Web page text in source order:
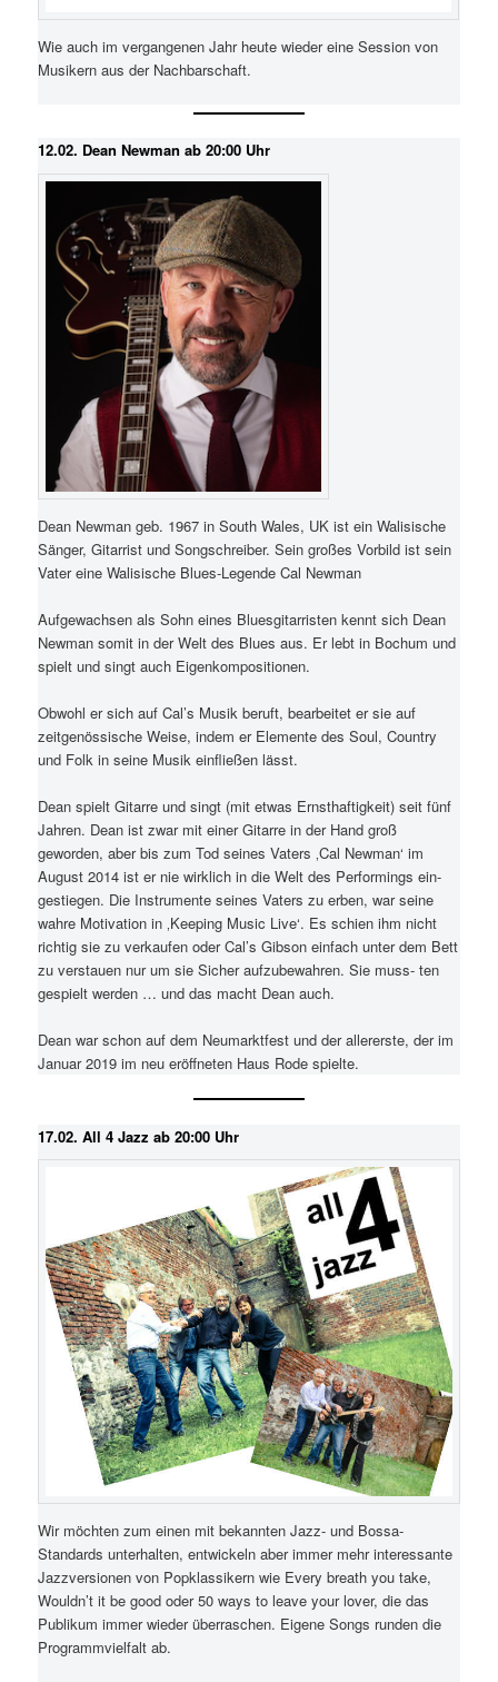
Wie auch im vergangenen Jahr heute wieder eine Session von
Musikern aus der Nachbarschaft.
12.02. Dean Newman ab 20:00 Uhr
Dean Newman geb. 1967 in South Wales, UK ist ein Walisische
Sänger, Gitarrist und Songschreiber. Sein großes Vorbild ist sein
Vater eine Walisische Blues-Legende Cal Newman
Aufgewachsen als Sohn eines Bluesgitarristen kennt sich Dean
Newman somit in der Welt des Blues aus. Er lebt in Bochum und
spielt und singt auch Eigenkompositionen.
Obwohl er sich auf Cal’s Musik beruft, bearbeitet er sie auf
zeitgenössische Weise, indem er Elemente des Soul, Country
und Folk in seine Musik einfließen lässt.
Dean spielt Gitarre und singt (mit etwas Ernsthaftigkeit) seit fünf
Jahren. Dean ist zwar mit einer Gitarre in der Hand groß
geworden, aber bis zum Tod seines Vaters ‚Cal Newman‘ im
August 2014 ist er nie wirklich in die Welt des Performings ein-
gestiegen. Die Instrumente seines Vaters zu erben, war seine
wahre Motivation in ‚Keeping Music Live‘. Es schien ihm nicht
richtig sie zu verkaufen oder Cal’s Gibson einfach unter dem Bett
zu verstauen nur um sie Sicher aufzubewahren. Sie muss- ten
gespielt werden … und das macht Dean auch.
Dean war schon auf dem Neumarktfest und der allererste, der im
Januar 2019 im neu eröffneten Haus Rode spielte.
17.02. All 4 Jazz ab 20:00 Uhr
Wir möchten zum einen mit bekannten Jazz- und Bossa-
Standards unterhalten, entwickeln aber immer mehr interessante
Jazzversionen von Popklassikern wie Every breath you take,
Wouldn’t it be good oder 50 ways to leave your lover, die das
Publikum immer wieder überraschen. Eigene Songs runden die
Programmvielfalt ab.